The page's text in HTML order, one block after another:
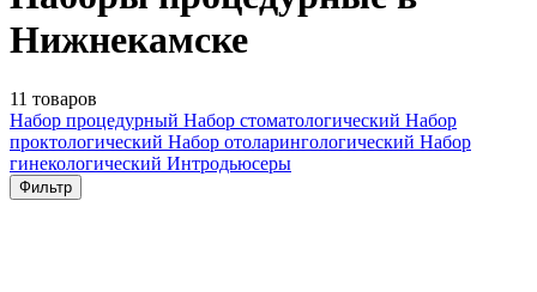
Нижнекамске
11 товаров
Набор процедурный Набор стоматологический Набор
проктологический Набор отоларингологический Набор
гинекологический Интродьюсеры
Фильтр